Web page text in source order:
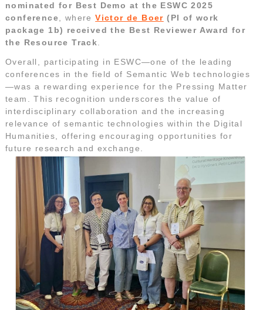
nominated for Best Demo at the ESWC 2025
conference, whereVictor de Boer (PI of work
package 1b) received the Best Reviewer Award for
the Resource Track.
Overall, participating in ESWC—one of the leading
conferences in the field of Semantic Web technologies
—was a rewarding experience for the Pressing Matter
team. This recognition underscores the value of
interdisciplinary collaboration and the increasing
relevance of semantic technologies within the Digital
Humanities, offering encouraging opportunities for
future research and exchange.